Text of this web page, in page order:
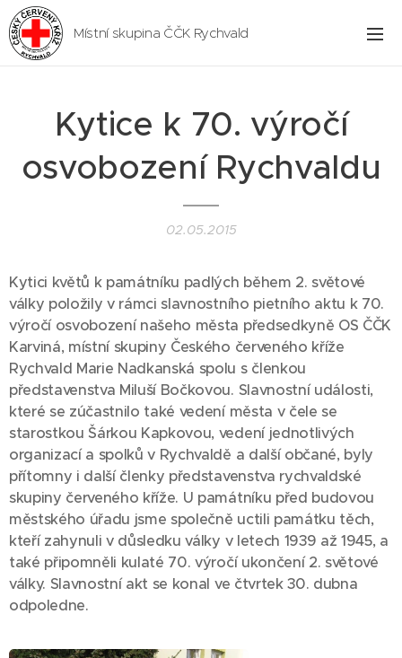
Místní skupina ČČK Rychvald
Kytice k 70. výročí
osvobození Rychvaldu
02.05.2015
Kytici květů k památníku padlých během 2. světové
války položily v rámci slavnostního pietního aktu k 70.
výročí osvobození našeho města předsedkyně OS ČČK
Karviná, místní skupiny Českého červeného kříže
Rychvald Marie Nadkanská spolu s členkou
představenstva Miluší Bočkovou. Slavnostní události,
které se zúčastnilo také vedení města v čele se
starostkou Šárkou Kapkovou, vedení jednotlivých
organizací a spolků v Rychvaldě a další občané, byly
přítomny i další členky představenstva rychvaldské
skupiny červeného kříže. U památníku před budovou
městského úřadu jsme společně uctili památku těch,
kteří zahynuli v důsledku války v letech 1939 až 1945, a
také připomněli kulaté 70. výročí ukončení 2. světové
války. Slavnostní akt se konal ve čtvrtek 30. dubna
odpoledne.